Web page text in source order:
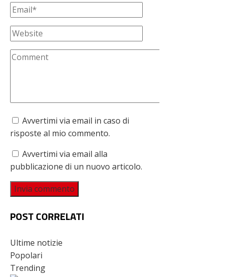
Avvertimi via email in caso di
risposte al mio commento.
Avvertimi via email alla
pubblicazione di un nuovo articolo.
POST CORRELATI
Ultime notizie
Popolari
Trending